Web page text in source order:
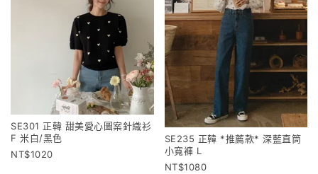
SE301 正韓 甜美愛心圖案針織衫
F 米白/黑色
1020
SE235 正韓 *推薦款* 深藍直筒
小寬褲 L
1080